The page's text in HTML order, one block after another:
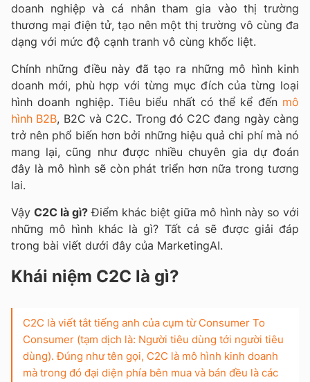
doanh nghiệp và cá nhân tham gia vào thị trường
thương mại điện tử, tạo nên một thị trường vô cùng đa
dạng với mức độ cạnh tranh vô cùng khốc liệt.
Chính những điều này đã tạo ra những mô hình kinh
doanh mới, phù hợp với từng mục đích của từng loại
hình doanh nghiệp. Tiêu biểu nhất có thể kể đến mô
hình B2B, B2C và C2C. Trong đó C2C đang ngày càng
trở nên phổ biến hơn bởi những hiệu quả chi phí mà nó
mang lại, cũng như được nhiều chuyên gia dự đoán
đây là mô hình sẽ còn phát triển hơn nữa trong tương
lai.
Vậy C2C là gì? Điểm khác biệt giữa mô hình này so với
những mô hình khác là gì? Tất cả sẽ được giải đáp
trong bài viết dưới đây của MarketingAI.
Khái niệm C2C là gì?
C2C là viết tắt tiếng anh của cụm từ Consumer To
Consumer (tạm dịch là: Người tiêu dùng tới người tiêu
dùng). Đúng như tên gọi, C2C là mô hình kinh doanh
mà trong đó đại diện phía bên mua và bán đều là các